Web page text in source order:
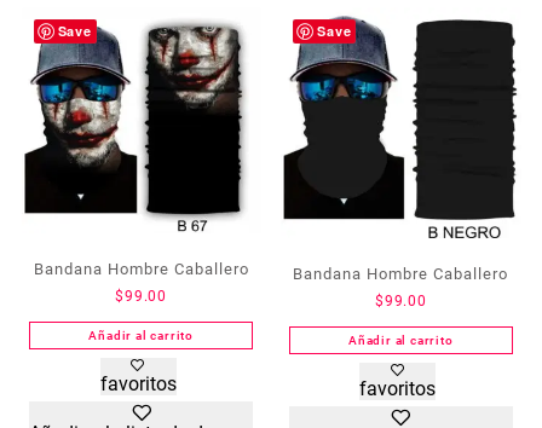
Save
Bandana Hombre Caballero
$99.00
Añadir al carrito
favoritos
Save
Bandana Hombre Caballero
$99.00
Añadir al carrito
favoritos